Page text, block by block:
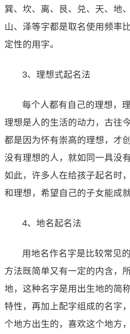
巽、坎、离、艮、兑、天、地
山、泽等字都是取名使用频率
定性的用字。
3、理想式起名法
每个人都有自己的理想，
理想是人的生活的动力，古往
都是因为怀有崇高的理想，才
没有理想的人，就如同一具没
如此，许多人在给孩子起名时
和理想，希望自己的子女能成
4、地名起名法
用地名作名字是比较常见
方法既简单又有一定的内含，
地，这种名字是用出生地的简
特性，再加上配字组成的名字
个地方出生的，喜欢这个地方